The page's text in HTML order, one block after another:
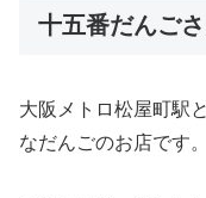
十五番だんご
大阪メトロ松屋町駅
なだんごのお店です。